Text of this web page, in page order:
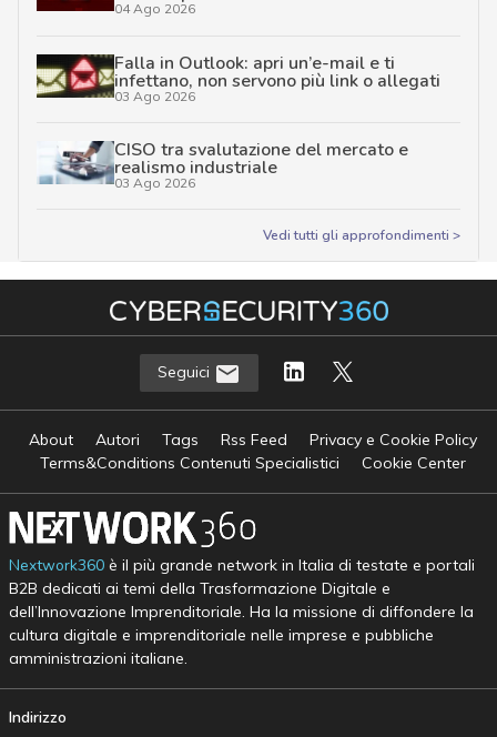
04 Ago 2026
Falla in Outlook: apri un’e-mail e ti
infettano, non servono più link o allegati
03 Ago 2026
CISO tra svalutazione del mercato e
realismo industriale
03 Ago 2026
Vedi tutti gli approfondimenti >
Seguici
About Autori Tags Rss Feed
Privacy e Cookie Policy
Terms&Conditions Contenuti Specialistici
Cookie Center
Nextwork360è il più grande network in Italia di testate e portali
B2B dedicati ai temi della Trasformazione Digitale e
dell’Innovazione Imprenditoriale. Ha la missione di diffondere la
cultura digitale e imprenditoriale nelle imprese e pubbliche
amministrazioni italiane.
Indirizzo